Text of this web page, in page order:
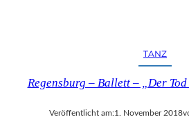
TANZ
Regensburg – Ballett – „Der
Veröffentlicht am:1. November 2018